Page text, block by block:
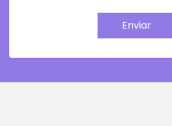
Enviar